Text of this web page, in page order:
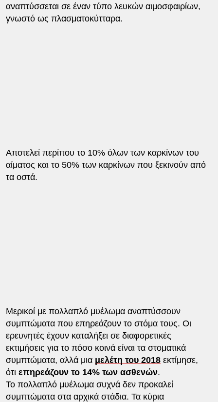
αναπτύσσεται σε έναν τύπο λευκών αιμοσφαιρίων,
γνωστό ως πλασματοκύτταρα.
Αποτελεί περίπου το 10% όλων των καρκίνων του
αίματος και το 50% των καρκίνων που ξεκινούν από
τα οστά.
Μερικοί με πολλαπλό μυέλωμα αναπτύσσουν
συμπτώματα που επηρεάζουν το στόμα τους. Οι
ερευνητές έχουν καταλήξει σε διαφορετικές
εκτιμήσεις για το πόσο κοινά είναι τα στοματικά
συμπτώματα, αλλά μια μελέτη του 2018εκτίμησε,
ότι επηρεάζουν το 14% των ασθενών.
Το πολλαπλό μυέλωμα συχνά δεν προκαλεί
συμπτώματα στα αρχικά στάδια. Τα κύρια